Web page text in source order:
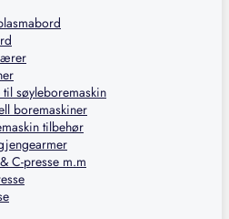
til søyleboremaskin
boremaskiner
tilbehør
C-presse m.m